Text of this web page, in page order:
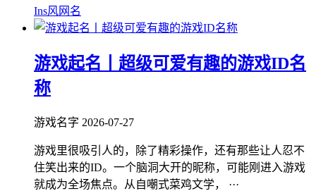
Ins风网名
游戏起名丨超级可爱有趣的游戏ID名
称
游戏名字 2026-07-27
游戏里很吸引人的，除了精彩操作，还有那些让人忍不
住笑出来的ID。一个脑洞大开的昵称，可能刚进入游戏
就成为全场焦点。从自嘲式菜鸡文学， ···